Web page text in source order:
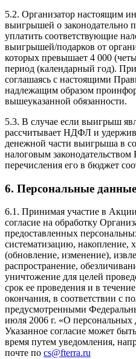
5.2. Организатор настоящим
выигрышей о законодательно
уплатить соответствующие
выигрышей/подарков от
которых превышает 4 000
период (календарный год).
соглашаясь с настоящими
надлежащим образом
вышеуказанной обязанности.
5.3. В случае если выигрыш
рассчитывает НДФЛ и
денежной части выигрыша в
налоговым
перечисления его в бюджет
6. Персональные данные
6.1. Принимая участие в
согласие на обработку
предоставленных
систематизацию, накопление,
(обновление, изменение),
распространение,
уничтожение для целей
срок ее проведения и в
окончания, в соответствии с
предусмотренными
июля 2006 г. «О персональных
Указанное согласие может
время путем уведомления,
почте по cs@fterra.ru